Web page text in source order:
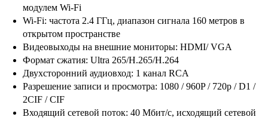
модулем Wi-Fi
Wi-Fi: частота 2.4 ГГц, диапазон сигнала 160 метров в
открытом пространстве
Видеовыходы на внешние мониторы: HDMI/ VGA
Формат сжатия: Ultra 265/H.265/H.264
Двухсторонний аудиовход: 1 канал RCA
Разрешение записи и просмотра: 1080 / 960P / 720p / D1 /
2CIF / CIF
Входящий сетевой поток: 40 Мбит/с, исходящий сетевой